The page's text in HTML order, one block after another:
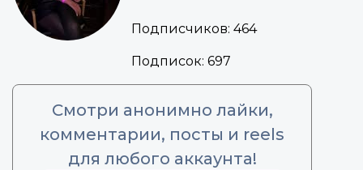
Подписчиков: 464
Подписок: 697
Смотри анонимно лайки,
комментарии, посты и reels
для любого аккаунта!